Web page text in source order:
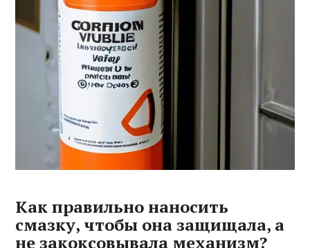
Как правильно наносить
смазку, чтобы она защищала, а
не закоксовывала механизм?